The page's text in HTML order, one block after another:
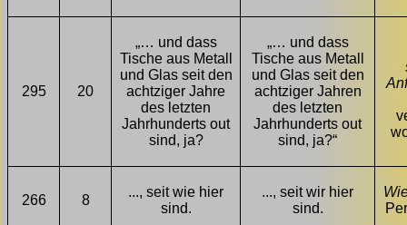
295 20
„… und dass
Tische aus Metall
und Glas seit den
achtziger Jahre
des letzten
Jahrhunderts out
sind, ja?
„… und dass
Tische aus Metall
und Glas seit den
achtziger Jahren
des letzten
Jahrhunderts out
sind, ja?“
266 8
..., seit wie hier
sind.
..., seit wir hier
sind.